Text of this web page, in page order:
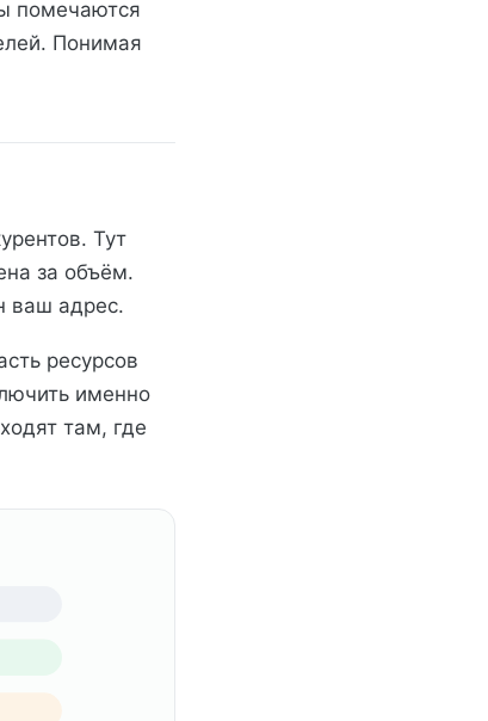
помечаются
Понимая
Тут
за объём.
ваш адрес.
ресурсов
именно
там, где